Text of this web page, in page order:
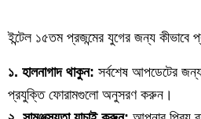
ইন্টেল ১৫তম প্রজন্মের যুগের জন্য কীভাবে
১. হালনাগাদ থাকুন: সর্বশেষ আপডেটের জন্য
প্রযুক্তি ফোরামগুলো অনুসরণ করুন।